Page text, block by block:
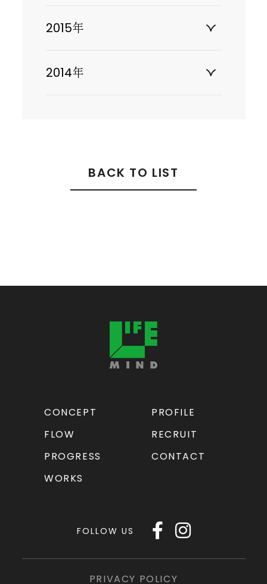
2015年
2014年
BACK TO LIST
CONCEPT
PROFILE
FLOW
RECRUIT
PROGRESS
CONTACT
WORKS
FOLLOW US
PRIVACY POLICY